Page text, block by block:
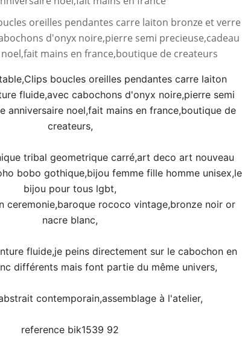
boucles oreilles pendantes carre laiton
fluide,avec cabochons d'onyx noire,pierre semi
anniversaire noel,fait mains en france,boutique de
createurs,
tribal geometrique carré,art deco art nouveau
bobo gothique,bijou femme fille homme unisex,le
bijou pour tous lgbt,
ceremonie,baroque rococo vintage,bronze noir or
nacre blanc,
fluide,je peins directement sur le cabochon en
différents mais font partie du même univers,
contemporain,assemblage à l'atelier,
reference bik1539 92